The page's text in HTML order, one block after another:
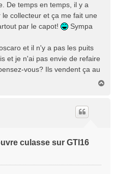
De temps en temps, il y a
collecteur et ça me fait une
par le capot!
Sympa
et il n'y a pas les puits
et je n'ai pas envie de refaire
vous? Ils vendent ça au
culasse sur GTI16